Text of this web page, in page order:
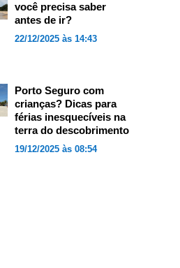
você precisa saber
antes de ir?
22/12/2025 às 14:43
Porto Seguro com
crianças? Dicas para
férias inesquecíveis na
terra do descobrimento
19/12/2025 às 08:54